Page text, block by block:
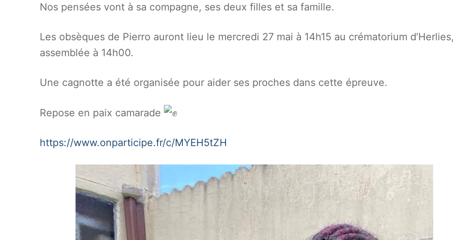
Nos pensées vont à sa compagne, ses deux filles et sa famille.
Les obsèques de Pierro auront lieu le mercredi 27 mai à 14h15 au crématorium d’Herlies,
assemblée à 14h00.
Une cagnotte a été organisée pour aider ses proches dans cette épreuve.
Repose en paix camarade
https://www.onparticipe.fr/c/MYEH5tZH